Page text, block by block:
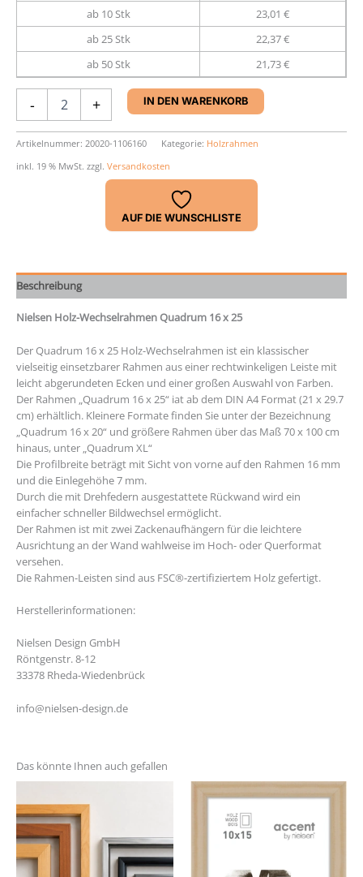
ab 10 Stk
23,01 €
ab 25 Stk
22,37 €
ab 50 Stk
21,73 €
-
Nielsen
Quadrum
16
x
+ IN DEN WARENKORB
Artikelnummer: 20020-1106160 Kategorie: Holzrahmen
inkl. 19 % MwSt. zzgl. Versandkosten
AUF DIE WUNSCHLISTE
Beschreibung
Nielsen Holz-Wechselrahmen Quadrum 16 x 25
Der Quadrum 16 x 25 Holz-Wechselrahmen ist ein klassischer
vielseitig einsetzbarer Rahmen aus einer rechtwinkeligen Leiste mit
leicht abgerundeten Ecken und einer großen Auswahl von Farben.
Der Rahmen „Quadrum 16 x 25“ iat ab dem DIN A4 Format (21 x 29.7
cm) erhältlich. Kleinere Formate finden Sie unter der Bezeichnung
„Quadrum 16 x 20“ und größere Rahmen über das Maß 70 x 100 cm
hinaus, unter „Quadrum XL“
Die Profilbreite beträgt mit Sicht von vorne auf den Rahmen 16 mm
und die Einlegehöhe 7 mm.
Durch die mit Drehfedern ausgestattete Rückwand wird ein
einfacher schneller Bildwechsel ermöglicht.
Der Rahmen ist mit zwei Zackenaufhängern für die leichtere
Ausrichtung an der Wand wahlweise im Hoch- oder Querformat
versehen.
Die Rahmen-Leisten sind aus FSC®-zertifiziertem Holz gefertigt.
Herstellerinformationen:
Nielsen Design GmbH
Röntgenstr. 8-12
33378 Rheda-Wiedenbrück
info@nielsen-design.de
Das könnte Ihnen auch gefallen